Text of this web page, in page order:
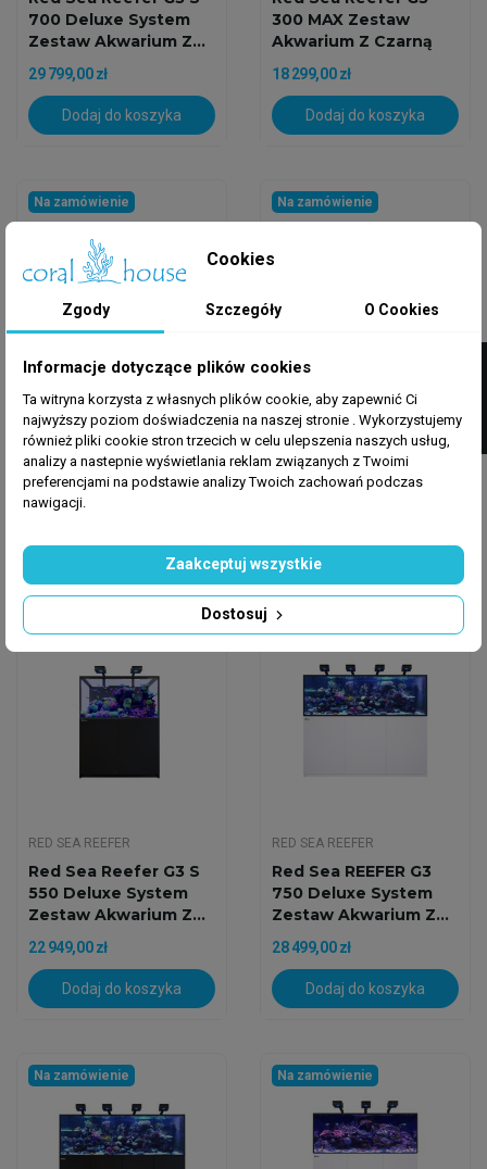
700 Deluxe System
Zestaw Akwarium Z...
29 799,00 zł
Dodaj do koszyka
300 MAX Zestaw
Akwarium Z Czarną
Szafką
18 299,00 zł
Dodaj do koszyka
Na zamówienie
RED SEA REEFER
Red Sea Reefer G3 S
700 Deluxe System
Zestaw Akwarium Z...
29 799,00 zł
Na zamówienie
RED SEA REEFER
Red Sea Reefer G3 S
550 Deluxe System
Zestaw Akwarium Z...
Na zamówienie
RED SEA REEFER
Red Sea Reefer G3 S
550 Deluxe System
Zestaw Akwarium Z...
22 949,00 zł
Dodaj do koszyka
Na zamówienie
RED SEA REEFER
Red Sea REEFER G3
750 Deluxe System
Zestaw Akwarium Z...
28 499,00 zł
Dodaj do koszyka
Na zamówienie Na zamówienie
Cookies
Zgody Szczegóły O Cookies
Informacje dotyczące plików cookies
Ta witryna korzysta z własnych plików cookie, aby zapewnić Ci
najwyższy poziom doświadczenia na naszej stronie . Wykorzystujemy
również pliki cookie stron trzecich w celu ulepszenia naszych usług,
analizy a nastepnie wyświetlania reklam związanych z Twoimi
preferencjami na podstawie analizy Twoich zachowań podczas
nawigacji.
Dostosuj
Zaakceptuj wszystkie